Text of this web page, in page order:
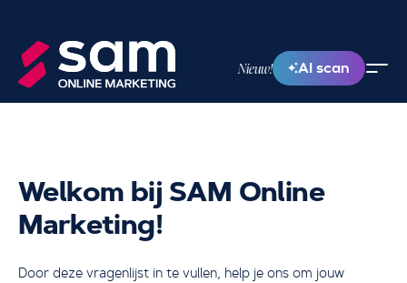
Nieuw! AI scan
Welkom bij SAM Online
Marketing!
Door deze vragenlijst in te vullen, help je ons om jouw